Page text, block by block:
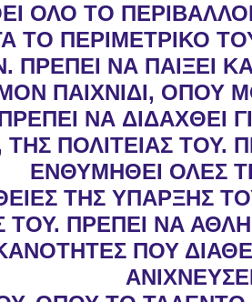
ΟΛΟ ΤΟ
ΤΟ ΠΕΡΙΜΕΤΡΙΚΟ
ΠΡΕΠΕΙ ΝΑ ΠΑΙΞΕΙ
ΠΑΙΧΝΙΔΙ, ΟΠΟΥ
ΝΑ ΔΙΔΑΧΘΕΙ
ΠΟΛΙΤΕΙΑΣΤΟΥ.
ΕΝΘΥΜΗΘΕΙ ΟΛΕΣ
ΤΗΣ ΥΠΑΡΞΗΣ
ΤΟΥ. ΠΡΕΠΕΙ ΝΑ
ΠΟΥ